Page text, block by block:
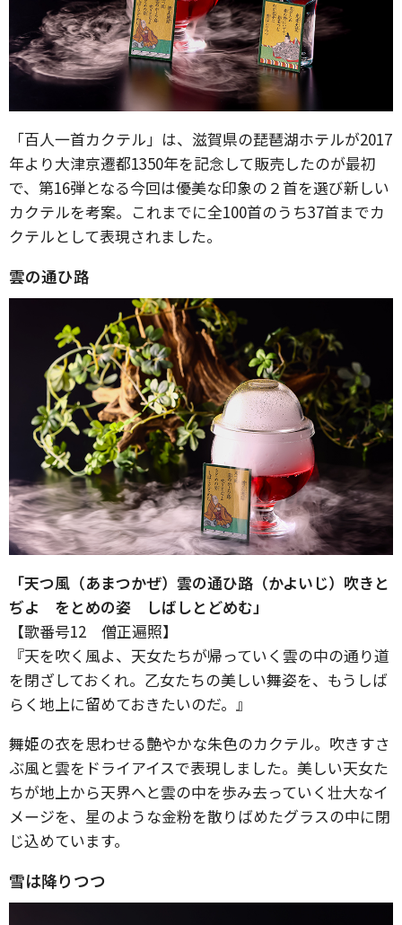
「百人一首カクテル」は、滋賀県の琵琶湖ホテルが2017
年より大津京遷都1350年を記念して販売したのが最初
で、第16弾となる今回は優美な印象の２首を選び新しい
カクテルを考案。これまでに全100首のうち37首までカ
クテルとして表現されました。
雲の通ひ路
「天つ風（あまつかぜ）雲の通ひ路（かよいじ）吹きと
ぢよ をとめの姿 しばしとどめむ」
【歌番号12 僧正遍照】
『天を吹く風よ、天女たちが帰っていく雲の中の通り道
を閉ざしておくれ。乙女たちの美しい舞姿を、もうしば
らく地上に留めておきたいのだ。』
舞姫の衣を思わせる艶やかな朱色のカクテル。吹きすさ
ぶ風と雲をドライアイスで表現しました。美しい天女た
ちが地上から天界へと雲の中を歩み去っていく壮大なイ
メージを、星のような金粉を散りばめたグラスの中に閉
じ込めています。
雪は降りつつ